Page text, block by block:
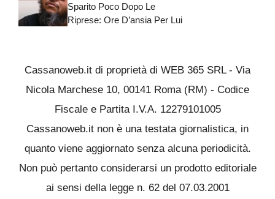
Sparito Poco Dopo Le
Riprese: Ore D’ansia Per Lui
Cassanoweb.it di proprietà di WEB 365 SRL - Via
Nicola Marchese 10, 00141 Roma (RM) - Codice
Fiscale e Partita I.V.A. 12279101005
Cassanoweb.it non è una testata giornalistica, in
quanto viene aggiornato senza alcuna periodicità.
Non può pertanto considerarsi un prodotto editoriale
ai sensi della legge n. 62 del 07.03.2001